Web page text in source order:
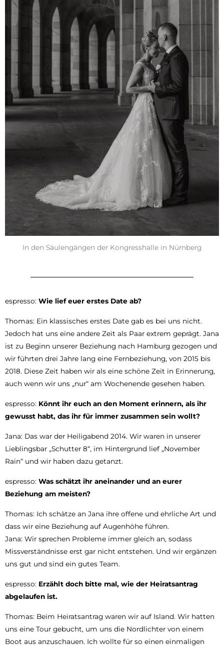
In den Säulengängen der Kongresshalle in Nürnberg
espresso: Wie lief euer erstes Date ab?
Thomas: Ein klassisches erstes Date gab es bei uns nicht.
Jedoch hat uns eine andere Zeit als Paar extrem geprägt. Jana
ist zu Beginn unserer Beziehung nach Hamburg gezogen und
wir führten drei Jahre lang eine Fernbeziehung, von 2015 bis
2018. Diese Zeit haben wir als eine schöne Zeit in Erinnerung,
auch wenn wir uns „nur“ am Wochenende gesehen haben.
espresso: Könnt ihr euch an den Moment erinnern, als ihr
gewusst habt, das ihr für immer zusammen sein wollt?
Jana: Das war der Heiligabend 2014. Wir waren in unserer
Lieblingsbar „Schutter 8“, im Hintergrund lief „November
Rain“ und wir haben dazu getanzt.
espresso: Was schätzt ihr aneinander und an eurer
Beziehung am meisten?
Thomas: Ich schätze an Jana ihre offene und ehrliche Art und
dass wir eine Beziehung auf Augenhöhe führen.
Jana: Wir sprechen Probleme immer gleich an, sodass
Missverständnisse erst gar nicht entstehen. Und wir ergänzen
uns gut und sind ein gutes Team.
espresso: Erzählt doch bitte mal, wie der Heiratsantrag
abgelaufen ist.
Thomas: Beim Heiratsantrag waren wir auf Island. Wir hatten
uns eine Tour gebucht, um uns die Nordlichter von einem
Boot aus anzuschauen. Ich wollte für so einen einmaligen